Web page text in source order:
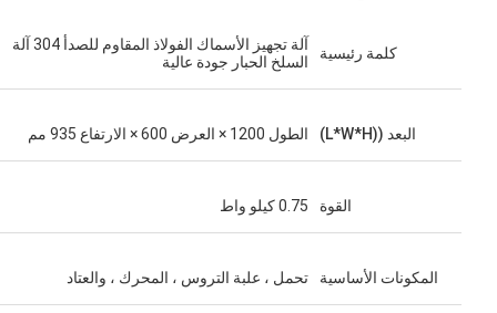
كلمة رئيسية
آلة تجهيز الأسماك الفولاذ المقاوم للصدأ 304 آلة
السلخ الحبار جودة عالية
البعد ((L*W*H) الطول 1200 × العرض 600 × الارتفاع 935 مم
القوة 0.75 كيلو واط
المكونات الأساسية تحمل ، علبة التروس ، المحرك ، والعتاد